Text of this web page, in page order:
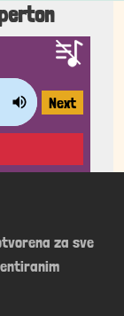
Next
za sve